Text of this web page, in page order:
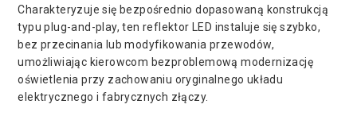
Charakteryzuje się bezpośrednio dopasowaną konstrukcją
typu plug-and-play, ten reflektor LED instaluje się szybko,
bez przecinania lub modyfikowania przewodów,
umożliwiając kierowcom bezproblemową modernizację
oświetlenia przy zachowaniu oryginalnego układu
elektrycznego i fabrycznych złączy.